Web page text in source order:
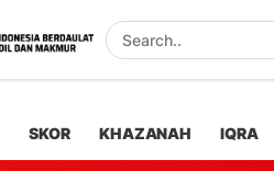
SKOR KHAZANAH IQRA